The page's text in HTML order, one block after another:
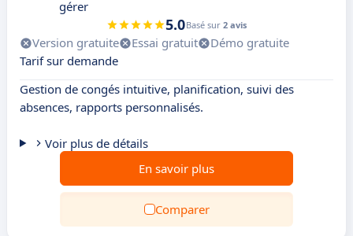
gérer
5.0Basé sur 2 avis
Version gratuite Essai gratuit
Démo gratuite
Tarif sur demande
Gestion de congés intuitive, planification, suivi des
absences, rapports personnalisés.
Voir plus de détails
En savoir plus
Comparer